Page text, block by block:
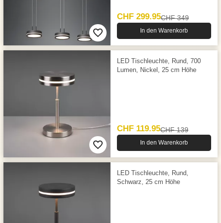
CHF 299.95CHF 349
In den Warenkorb
LED Tischleuchte, Rund, 700
Lumen, Nickel, 25 cm Höhe
CHF 119.95CHF 139
In den Warenkorb
LED Tischleuchte, Rund,
Schwarz, 25 cm Höhe